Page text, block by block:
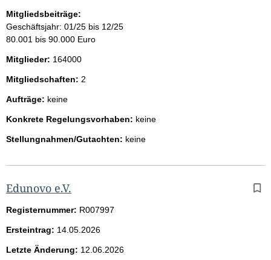
Mitgliedsbeiträge:
Geschäftsjahr: 01/25 bis 12/25
80.001 bis 90.000 Euro
Mitglieder: 164000
Mitgliedschaften: 2
Aufträge: keine
Konkrete Regelungsvorhaben: keine
Stellungnahmen/Gutachten: keine
Edunovo e.V.
Registernummer: R007997
Ersteintrag: 14.05.2026
Letzte Änderung: 12.06.2026